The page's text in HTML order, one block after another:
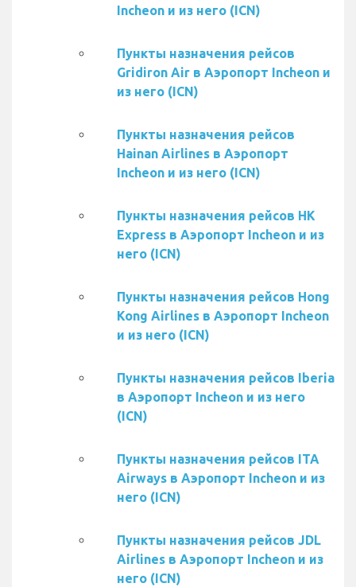
Incheon и из него (ICN)
Пункты назначения рейсов
Gridiron Air в Аэропорт Incheon и
из него (ICN)
Пункты назначения рейсов
Hainan Airlines в Аэропорт
Incheon и из него (ICN)
Пункты назначения рейсов HK
Express в Аэропорт Incheon и из
него (ICN)
Пункты назначения рейсов Hong
Kong Airlines в Аэропорт Incheon
и из него (ICN)
Пункты назначения рейсов Iberia
в Аэропорт Incheon и из него
(ICN)
Пункты назначения рейсов ITA
Airways в Аэропорт Incheon и из
него (ICN)
Пункты назначения рейсов JDL
Airlines в Аэропорт Incheon и из
него (ICN)